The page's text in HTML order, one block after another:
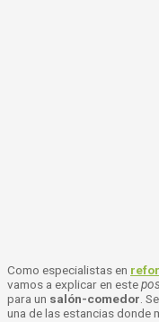
Como especialistas en
vamos a explicar en este
para un salón-comedor .
una de las estancias donde